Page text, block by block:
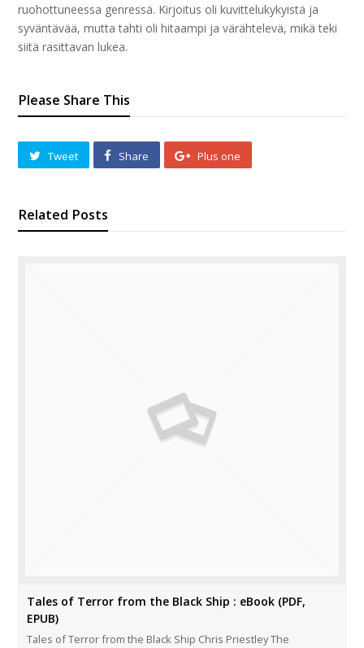
ruohottuneessa genressä. Kirjoitus oli kuvittelukykyistä ja
syväntävää, mutta tahti oli hitaampi ja värähtelevä, mikä teki
siitä rasittavan lukea.
Please Share This
Tweet Share Plus one
Related Posts
Tales of Terror from the Black Ship : eBook (PDF,
EPUB)
Tales of Terror from the Black Ship Chris Priestley The